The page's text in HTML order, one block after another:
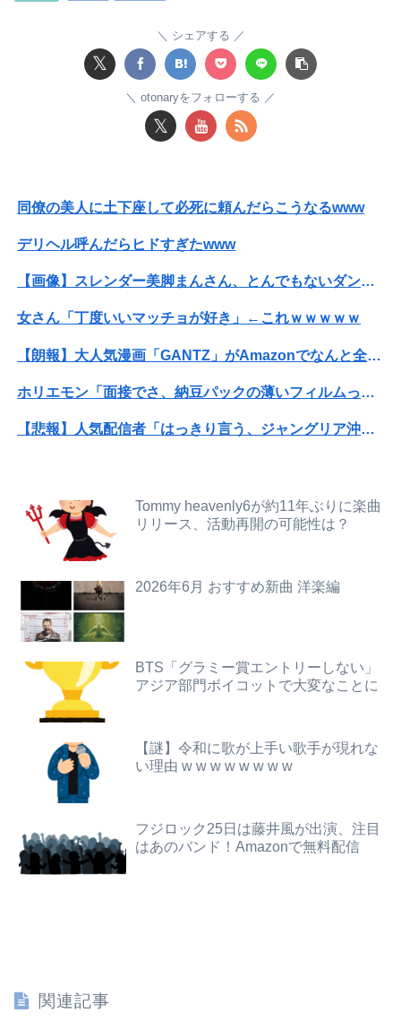
いつものスーパーで偶然見かけた義弟嫁。夫に何気なくその話しただけなのに、そこから妙な空気になってしまい…
同僚の美人に土下座して必死に頼んだらこうなるwww
【悲報】人助け中の男性を「犯罪ですよ！」と責めた女性、警察が来た瞬間逃げる
ミスドで隣の席の女性二人の会話が聞こえてきた。その内容が、旦那と離婚したくてでっち上げのDV証拠を...
中国外務省「日本は原爆落とされて当然。どの国も同情なんかしない」
デリヘル呼んだらヒドすぎたwww
日本やドイツが連合国に負けた理由
女さん「丁度いいマッチョが好き」←これｗｗｗｗｗ
シェアする
𝕏
otonaryをフォローする
𝕏
同僚の美人に土下座して必死に頼んだらこうなるwww
デリヘル呼んだらヒドすぎたwww
【画像】スレンダー美脚まんさん、とんでもないダンスを披露してしまうｗｗｗｗｗｗｗ
女さん「丁度いいマッチョが好き」←これｗｗｗｗｗ
【朗報】大人気漫画「GANTZ」がAmazonでなんと全巻100円ｗｗｗｗｗｗ
ホリエモン「面接でさ、納豆パックの薄いフィルムって何のために入っていの？って聞くわけ」
【悲報】人気配信者「はっきり言う、ジャングリア沖縄ほんとーーーーーーーーにおもんない！！！！」→炎上
【悲報】コレコレ、月収1億円ｗｗｗそりゃ外出るのにボディガードつけるわ…
【警告】社会人「スムージーにキウイ皮ごと入れよ。これ美容にいいんだよね〜」→ 結果…
【悲報】Amazon、デザイン改悪か
【閲覧注意・動画】大阪で警察に射殺された男の動画、エグい 撃たれてから叫びながら苦しみもがいて死ぬ
Tommy heavenly6が約11年ぶりに楽曲
リリース、活動再開の可能性は？
2026年6月 おすすめ新曲 洋楽編
BTS「グラミー賞エントリーしない」
アジア部門ボイコットで大変なことに
【謎】令和に歌が上手い歌手が現れな
い理由 w w w w w w w w
フジロック25日は藤井風が出演、注目
はあのバンド！Amazonで無料配信
関連記事